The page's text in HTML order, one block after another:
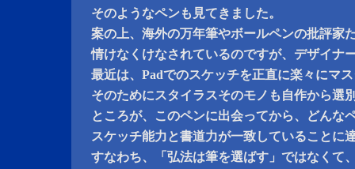
そのようなペンも見てきました。
案の上、海外の万年筆やボールペンの批評家
情けなくけなされているのですが、デザイナ
最近は、Padでのスケッチを正直に楽々にマ
そのためにスタイラスそのモノも自作から選
ところが、このペンに出会ってから、どんな
スケッチ能力と書道力が一致していることに
すなわち、「弘法は筆を選ばす」ではなくて